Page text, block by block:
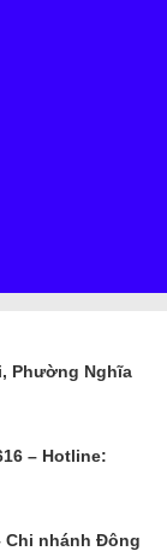
Phường Nghĩa
– Hotline:
Chi nhánh Đông